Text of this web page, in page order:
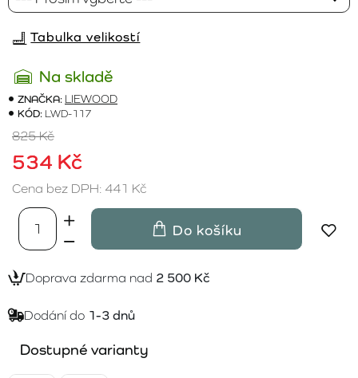
Na skladě
ZNAČKA: LIEWOOD
KÓD: LWD-117
534 Kč
825 Kč
Cena bez DPH: 441 Kč
Do košíku
Tabulka velikostí
Doprava zdarma nad 2 500 Kč
Dodání do 1-3 dnů
Dostupné varianty